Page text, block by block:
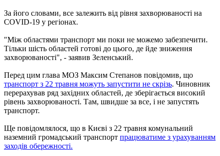
За його словами, все залежить від рівня захворюваності на
COVID-19 у регіонах.
"Між областями транспорт ми поки не можемо забезпечити.
Тільки шість областей готові до цього, де йде зниження
захворюваності", - заявив Зеленський.
Перед цим глава МОЗ Максим Степанов повідомив, що
транспорт з 22 травня можуть запустити не скрізь. Чиновник
перерахував ряд західних областей, де зберігається високий
рівень захворюваності. Там, швидше за все, і не запустять
транспорт.
Ще повідомлялося, що в Києві з 22 травня комунальний
наземний громадський транспорт працюватиме з урахуванням
заходів обережності.